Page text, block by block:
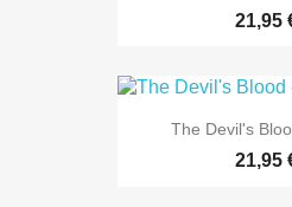
21,95
The Devil's
21,95